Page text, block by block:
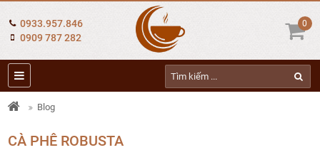
0933.957.846
0909 787 282
0
Blog
CÀ PHÊ ROBUSTA